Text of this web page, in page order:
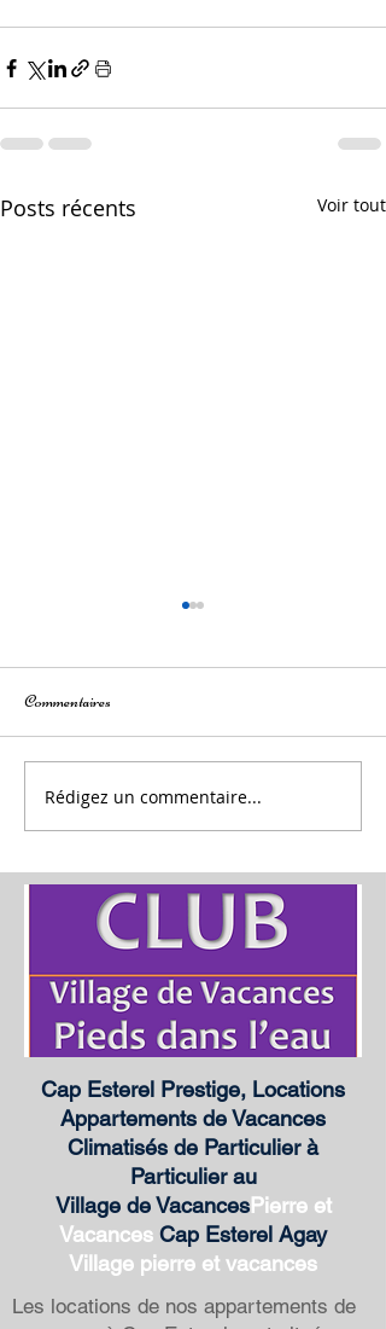
Posts récents Voir tout
Rénovation de l'Appartement
"l'Esterel", location Cap Esterel
Commentaires
Rédigez un commentaire...
Cap Esterel Prestige, Locations
Appartements de Vacances
Climatisés de Particulier à
Particulier au
Village de VacancesPierre et
Vacances Cap Esterel Agay
Village pierre et vacances
Les locations de nos appartements de